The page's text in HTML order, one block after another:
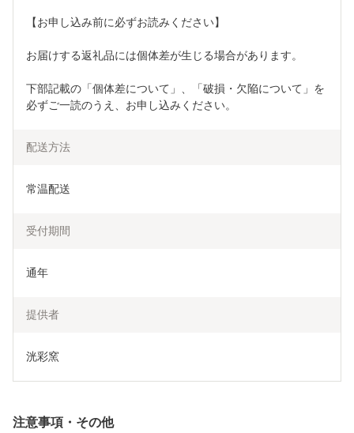
【お申し込み前に必ずお読みください】
お届けする返礼品には個体差が生じる場合があります。
下部記載の「個体差について」、「破損・欠陥について」を
必ずご一読のうえ、お申し込みください。
配送方法
常温配送
受付期間
通年
提供者
洸彩窯
注意事項・その他